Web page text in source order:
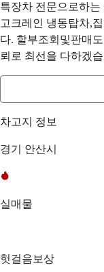
특장차 전문으로하
고크레인 냉동탑차,
다. 할부조회및판매
뢰로 최선을 다하겠
차고지 정보
경기 안산시
실매물
헛걸음보상